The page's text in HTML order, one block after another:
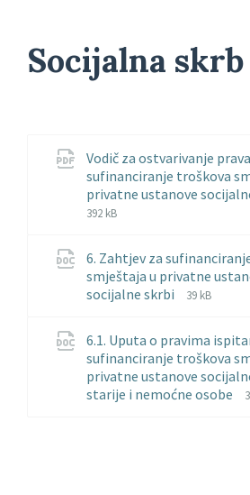
Socijalna skrb
Vodič za ostvarivanje
sufinanciranje troškova
privatne ustanove
392 kB
6. Zahtjev za
smještaja u privatne
socijalne skrbi
File
File
39 kB
6.1. Uputa o pravima
sufinanciranje troškova
privatne ustanove
starije i nemoćne osobe